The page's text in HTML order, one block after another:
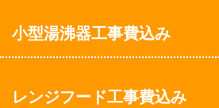
小型湯沸器工事費込み
レンジフード工事費込み